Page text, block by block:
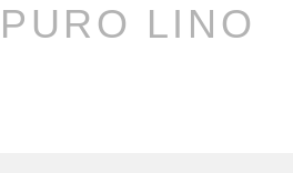
PURO LINO